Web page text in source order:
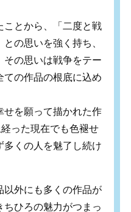
ことから、「二度と戦
の思いを強く持ち、
その思いは戦争をテー
ての作品の根底に込め
せを願って描かれた作
った現在でも色褪せ
多くの人を魅了し続け
以外にも多くの作品が
ひろの魅力がつまっ